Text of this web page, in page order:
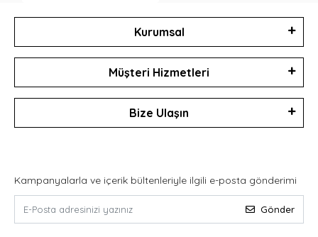
Kurumsal
Müşteri Hizmetleri
Bize Ulaşın
Kampanyalarla ve içerik bültenleriyle ilgili e-posta gönderimi
Gönder